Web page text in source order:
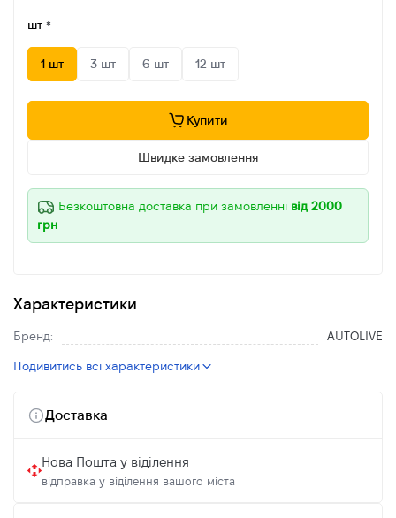
шт
1 шт 3 шт 6 шт 12 шт
Купити
Швидке замовлення
Безкоштовна доставка при замовленні від 2000
грн
Характеристики
Бренд: AUTOLIVE
Подивитись всі характеристики
Доставка
Нова Пошта у віділення
відправка у віділення вашого міста